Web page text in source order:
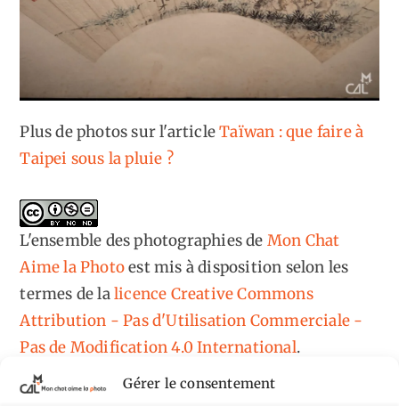
Gérer le consentement
Plus de photos sur l'articleTaïwan : que faire à
Taipei sous la pluie ?
L'ensemble des photographiesde Mon Chat
Aime la Photoest mis à disposition selon les
termes de lalicence Creative Commons
Attribution - Pas d'Utilisation Commerciale -
Pas de Modification 4.0 International.
Fondé(e) sur une œuvre de
https://mcalp.fr